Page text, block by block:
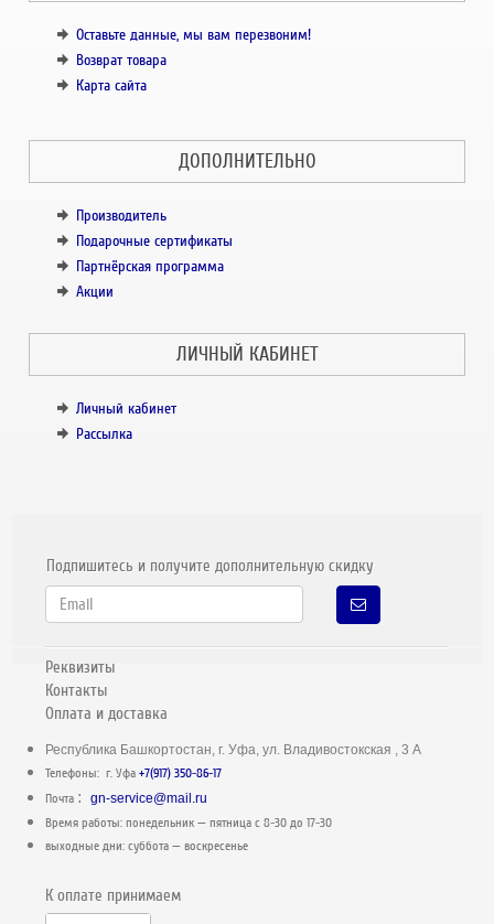
Оставьте данные, мы вам перезвоним!
Возврат товара
Карта сайта
ДОПОЛНИТЕЛЬНО
Производитель
Подарочные сертификаты
Партнёрская программа
Акции
ЛИЧНЫЙ КАБИНЕТ
Личный кабинет
Рассылка
Подпишитесь и получите дополнительную скидку
Реквизиты
Контакты
Оплата и доставка
Республика Башкортостан, г. Уфа, ул. Владивостокская , 3 А
Телефоны: г. Уфа+7(917) 350-86-17
Почта :gn-service@mail.ru
Время работы: понедельник — пятница c 8-30 до 17-30
выходные дни: суббота — воскресенье
К оплате принимаем